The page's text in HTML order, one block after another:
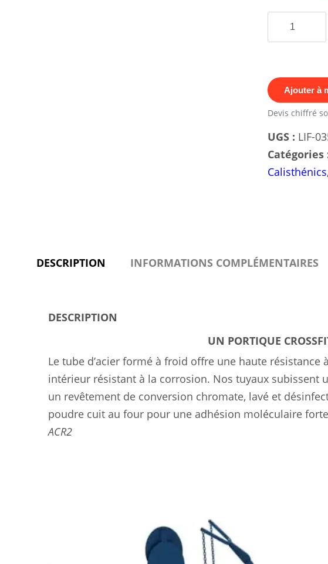
quantité
de
BL-
ACR2
Ajouter à
Devis chiffré
UGS : LIF-
Catégories
Calisthénics
DESCRIPTION INFORMATIONS COMPLÉMENTAIRES
DESCRIPTION
UN PORTIQUE
Le tube d’acier formé à froid offre une haute
intérieur résistant à la corrosion. Nos tuyaux subissent
un revêtement de conversion chromate, lavé et
poudre cuit au four pour une adhésion moléculaire
ACR2